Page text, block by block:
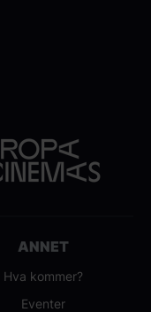
ANNET
Hva kommer?
Eventer